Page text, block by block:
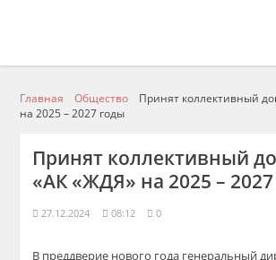
Главная Общество
Принят коллективный
на 2025 – 2027 годы
Принят коллективный
«АК «ЖДЯ» на 2025 –
27.12.2024 08:12 0
В преддверие нового года генеральный